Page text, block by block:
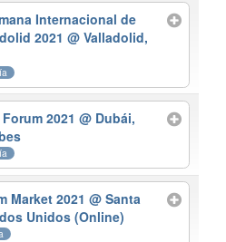
Internacional de
2021@ Valladolid,
Forum 2021@ Dubái,
Market 2021@ Santa
Unidos (Online)